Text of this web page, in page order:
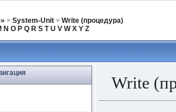
> System-Unit> Write (процедура)
N O P Q R S T U V W X Y Z
Write